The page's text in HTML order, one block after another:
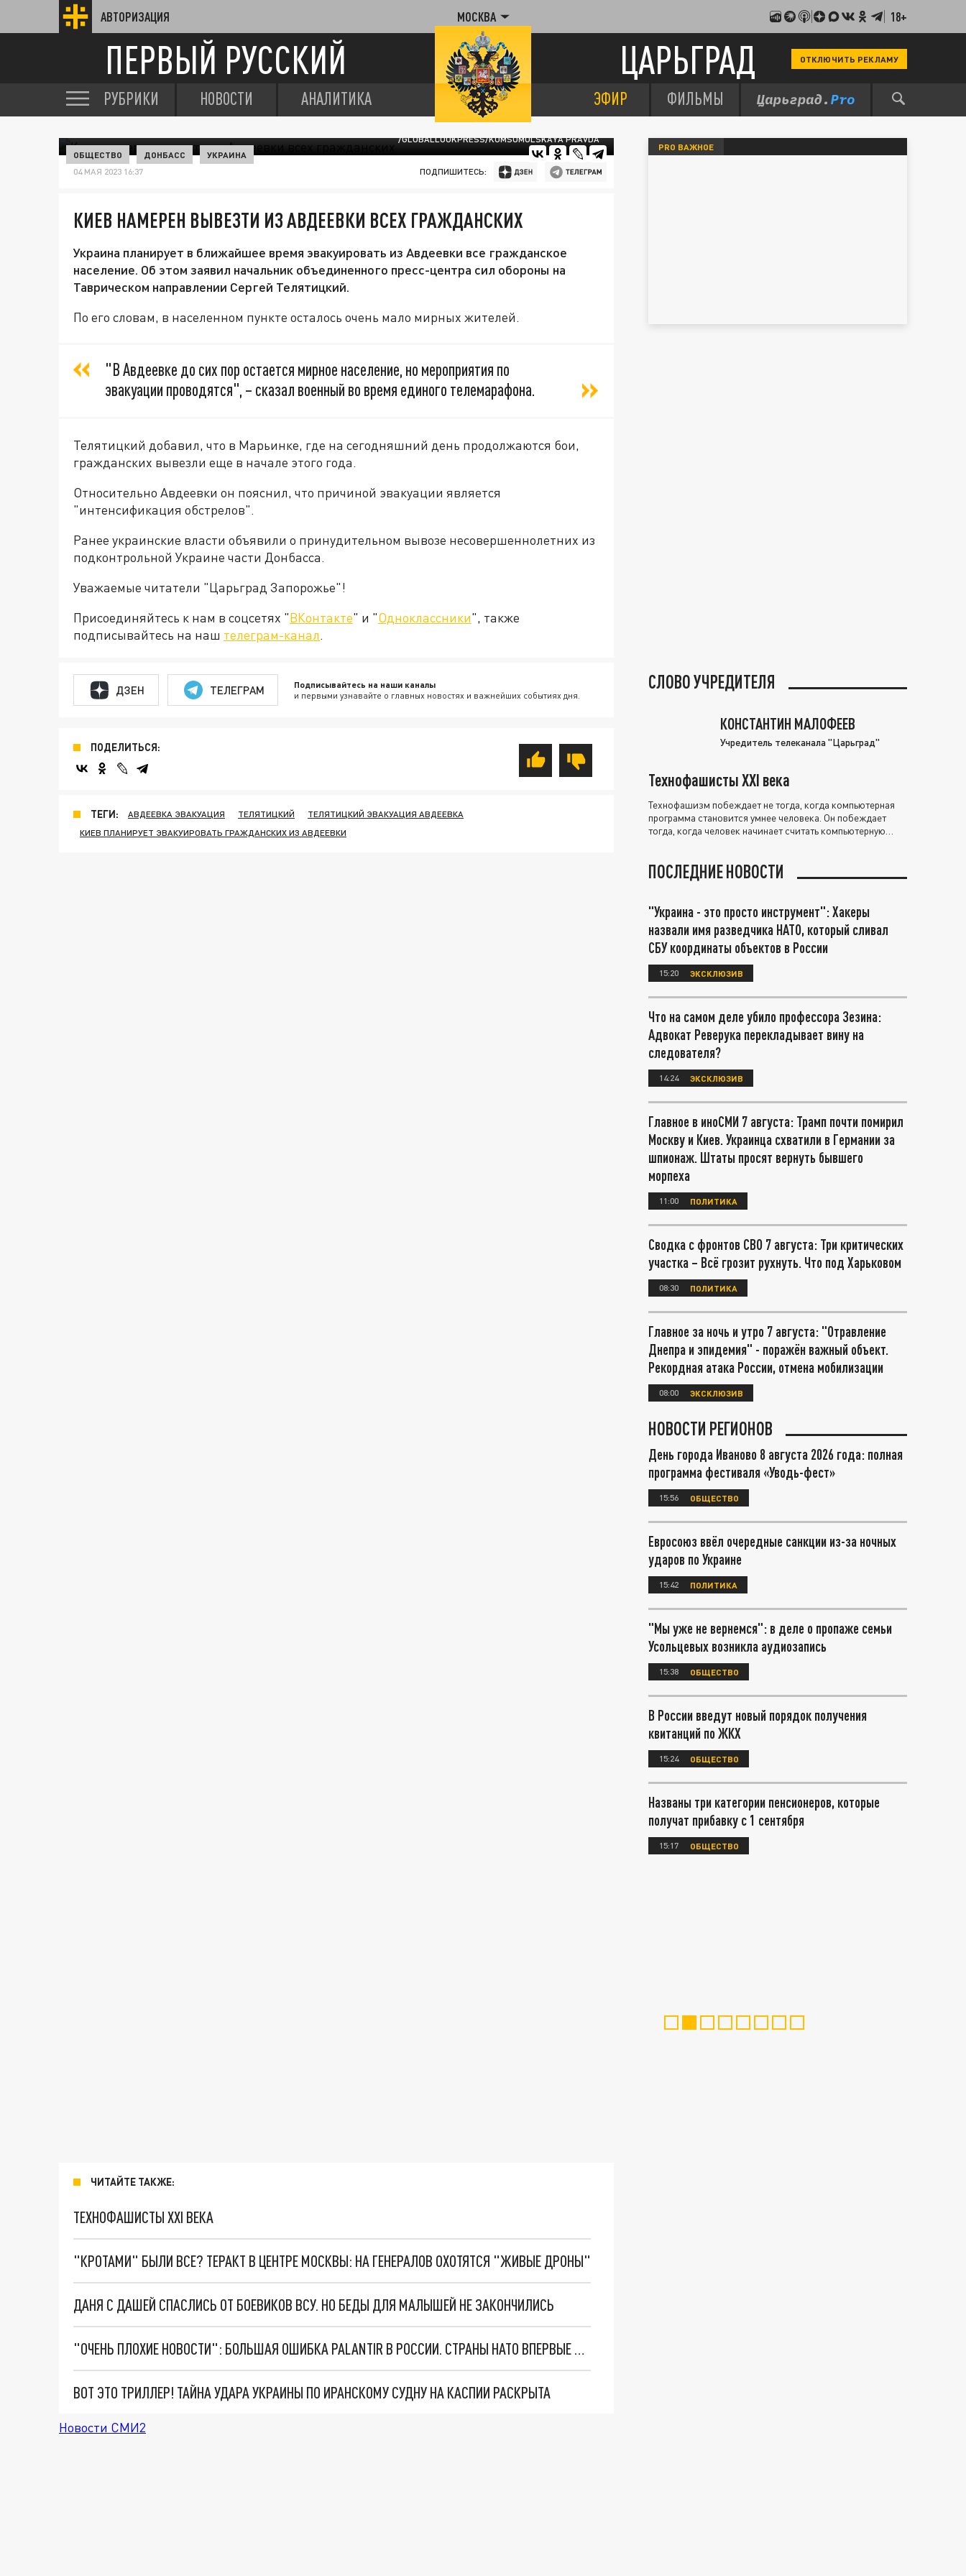
АВТОРИЗАЦИЯ МОСКВА 18+
ПЕРВЫЙ РУССКИЙ ЦАРЬГРАД ОТКЛЮЧИТЬ РЕКЛАМУ
РУБРИКИ НОВОСТИ АНАЛИТИКА ЭФИР ФИЛЬМЫ
/GLOBALLOOKPRESS/KOMSOMOLSKAYA PRAVDA
ОБЩЕСТВО ДОНБАСС УКРАИНА
04 МАЯ 2023 16:37 ПОДПИШИТЕСЬ:
КИЕВ НАМЕРЕН ВЫВЕЗТИ ИЗ АВДЕЕВКИ ВСЕХ ГРАЖДАНСКИХ
Украина планирует в ближайшее время эвакуировать из Авдеевки все гражданское
население. Об этом заявил начальник объединенного пресс-центра сил обороны на
Таврическом направлении Сергей Телятицкий.
По его словам, в населенном пункте осталось очень мало мирных жителей.
"В Авдеевке до сих пор остается мирное население, но мероприятия по
эвакуации проводятся", – сказал военный во время единого телемарафона.
Телятицкий добавил, что в Марьинке, где на сегодняшний день продолжаются бои,
гражданских вывезли еще в начале этого года.
Относительно Авдеевки он пояснил, что причиной эвакуации является
"интенсификация обстрелов".
Ранее украинские власти объявили о принудительном вывозе несовершеннолетних из
подконтрольной Украине части Донбасса.
Уважаемые читатели "Царьград Запорожье"!
Присоединяйтесь к нам в соцсетях "ВКонтакте" и "Одноклассники", также
подписывайтесь на наш телеграм-канал.
ДЗЕН ТЕЛЕГРАМ Подписывайтесь на наши каналы
и первыми узнавайте о главных новостях и важнейших событиях дня.
ПОДЕЛИТЬСЯ:
ТЕГИ: АВДЕЕВКА ЭВАКУАЦИЯ ТЕЛЯТИЦКИЙ
ТЕЛЯТИЦКИЙ ЭВАКУАЦИЯ АВДЕЕВКА
КИЕВ ПЛАНИРУЕТ ЭВАКУИРОВАТЬ ГРАЖДАНСКИХ ИЗ АВДЕЕВКИ
ЧИТАЙТЕ ТАКЖЕ:
ТЕХНОФАШИСТЫ XXI ВЕКА
"КРОТАМИ" БЫЛИ ВСЕ? ТЕРАКТ В ЦЕНТРЕ МОСКВЫ: НА ГЕНЕРАЛОВ ОХОТЯТСЯ "ЖИВЫЕ ДРОНЫ"
ДАНЯ С ДАШЕЙ СПАСЛИСЬ ОТ БОЕВИКОВ ВСУ. НО БЕДЫ ДЛЯ МАЛЫШЕЙ НЕ ЗАКОНЧИЛИСЬ
"ОЧЕНЬ ПЛОХИЕ НОВОСТИ": БОЛЬШАЯ ОШИБКА PALANTIR В РОССИИ. СТРАНЫ НАТО ВПЕРВЫЕ ЗА СВО ОСТАНОВИЛИ ПОСТАВКИ ОРУЖИЯ. ВСУ ТЕРЯЮТ ПРИГРАНИЧЬЕ?
ВОТ ЭТО ТРИЛЛЕР! ТАЙНА УДАРА УКРАИНЫ ПО ИРАНСКОМУ СУДНУ НА КАСПИИ РАСКРЫТА
Новости СМИ2
PRO ВАЖНОЕ
СЛОВО УЧРЕДИТЕЛЯ
КОНСТАНТИН МАЛОФЕЕВ
Учредитель телеканала "Царьград"
Технофашисты XXI века
Технофашизм побеждает не тогда, когда компьютерная
программа становится умнее человека. Он побеждает
тогда, когда человек начинает считать компьютерную
ПОСЛЕДНИЕ НОВОСТИ
"Украина - это просто инструмент": Хакеры
назвали имя разведчика НАТО, который сливал
СБУ координаты объектов в России
15:20 ЭКСКЛЮЗИВ
Что на самом деле убило профессора Зезина:
Адвокат Реверука перекладывает вину на
следователя?
14:24 ЭКСКЛЮЗИВ
Главное в иноСМИ 7 августа: Трамп почти помирил
Москву и Киев. Украинца схватили в Германии за
шпионаж. Штаты просят вернуть бывшего
морпеха
11:00 ПОЛИТИКА
Сводка с фронтов СВО 7 августа: Три критических
участка – Всё грозит рухнуть. Что под Харьковом
08:30 ПОЛИТИКА
Главное за ночь и утро 7 августа: "Отравление
Днепра и эпидемия" - поражён важный объект.
Рекордная атака России, отмена мобилизации
08:00 ЭКСКЛЮЗИВ
НОВОСТИ РЕГИОНОВ
День города Иваново 8 августа 2026 года: полная
программа фестиваля «Уводь-фест»
15:56 ОБЩЕСТВО
Евросоюз ввёл очередные санкции из-за ночных
ударов по Украине
15:42 ПОЛИТИКА
"Мы уже не вернемся": в деле о пропаже семьи
Усольцевых возникла аудиозапись
15:38 ОБЩЕСТВО
В России введут новый порядок получения
квитанций по ЖКХ
15:24 ОБЩЕСТВО
Названы три категории пенсионеров, которые
получат прибавку с 1 сентября
15:17 ОБЩЕСТВО